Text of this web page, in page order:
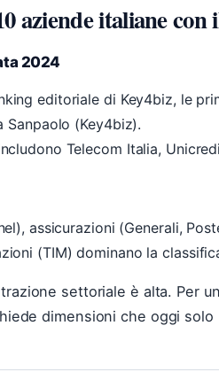
aziende italiane
2024
editoriale di Key4biz, le
Sanpaolo (Key4biz).
Telecom Italia,
assicurazioni (Generali,
(TIM) dominano la
settoriale è alta. Per
dimensioni che oggi